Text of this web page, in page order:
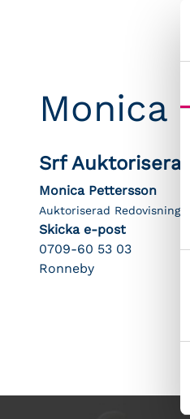
Monica
Srf
Monica Pettersson
Auktoriserad
Skicka e-post
0709-60 53 03
Ronneby